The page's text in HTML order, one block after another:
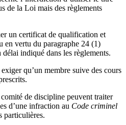
de la Loi mais des règlements
un certificat de qualification et
en vertu du paragraphe 24 (1)
indiqué dans les règlements.
qu’un membre suive des cours
de discipline peuvent traiter
d’une infraction au Code criminel
particulières.